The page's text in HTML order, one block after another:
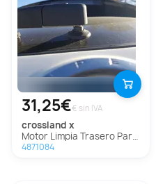
31,25€€ sin IVA
crossland x
Motor Limpia Trasero Para Opel Crossland X
4871084